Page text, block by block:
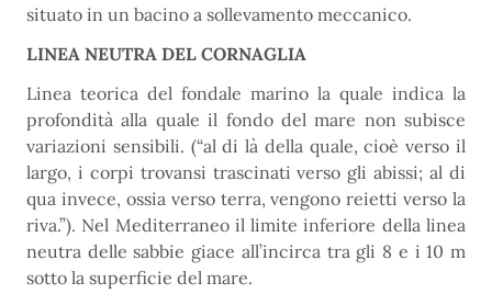
situato in un bacino a sollevamento meccanico.
LINEA NEUTRA DEL CORNAGLIA
Linea teorica del fondale marino la quale indica la
profondità alla quale il fondo del mare non subisce
variazioni sensibili. (“al di là della quale, cioè verso il
largo, i corpi trovansi trascinati verso gli abissi; al di
qua invece, ossia verso terra, vengono reietti verso la
riva.”). Nel Mediterraneo il limite inferiore della linea
neutra delle sabbie giace all’incirca tra gli 8 e i 10 m
sotto la superficie del mare.